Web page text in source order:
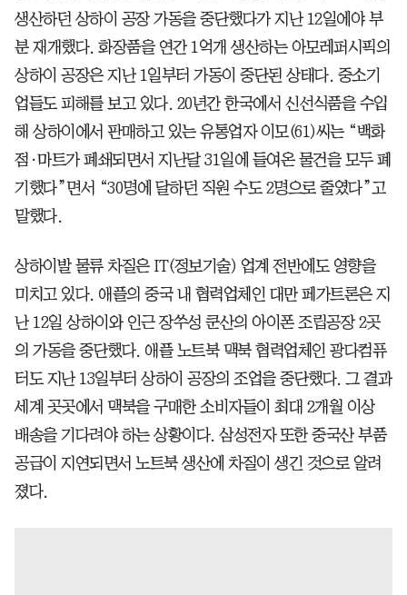
생산하던 상하이 공장 가동을 중단했다가 지난 12일에야 부
분 재개했다. 화장품을 연간 1억개 생산하는 아모레퍼시픽의
상하이 공장은 지난 1일부터 가동이 중단된 상태다. 중소기
업들도 피해를 보고 있다. 20년간 한국에서 신선식품을 수입
해 상하이에서 판매하고 있는 유통업자 이모(61)씨는 “백화
점·마트가 폐쇄되면서 지난달 31일에 들여온 물건을 모두 폐
기했다”면서 “30명에 달하던 직원 수도 2명으로 줄였다”고
말했다.
상하이발 물류 차질은 IT(정보기술) 업계 전반에도 영향을
미치고 있다. 애플의 중국 내 협력업체인 대만 페가트론은 지
난 12일 상하이와 인근 장쑤성 쿤산의 아이폰 조립공장 2곳
의 가동을 중단했다. 애플 노트북 맥북 협력업체인 광다컴퓨
터도 지난 13일부터 상하이 공장의 조업을 중단했다. 그 결과
세계 곳곳에서 맥북을 구매한 소비자들이 최대 2개월 이상
배송을 기다려야 하는 상황이다. 삼성전자 또한 중국산 부품
공급이 지연되면서 노트북 생산에 차질이 생긴 것으로 알려
졌다.